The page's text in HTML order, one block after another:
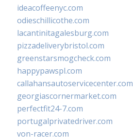
ideacoffeenyc.com
odieschillicothe.com
lacantinitagalesburg.com
pizzadeliverybristol.com
greenstarsmogcheck.com
happypawspl.com
callahansautoservicecenter.com
georgiascornermarket.com
perfectfit24-7.com
portugalprivatedriver.com
von-racer.com